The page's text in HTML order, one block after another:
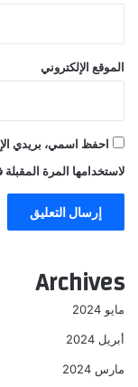
الموقع الإلكتروني
احفظ اسمي، بريدي
لاستخدامها المرة
Archives
مايو 2024
أبريل 2024
مارس 2024